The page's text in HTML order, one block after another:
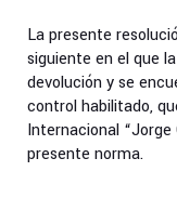
La presente
siguiente en el que
devolución y se
control habilitado,
Internacional “Jorge
presente norma.